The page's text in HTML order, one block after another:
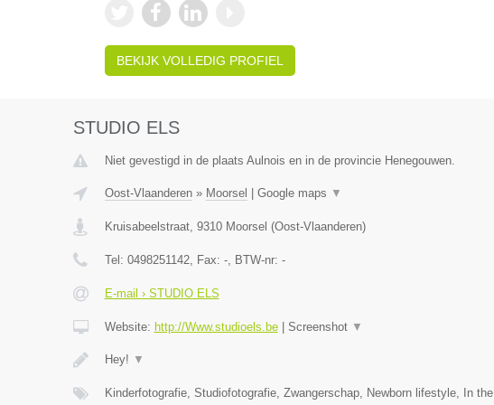
BEKIJK VOLLEDIG PROFIEL
STUDIO ELS
Niet gevestigd in de plaats Aulnois en in de provincie Henegouwen.
Oost-Vlaanderen» Moorsel Google maps ▼
Kruisabeelstraat, 9310 Moorsel (Oost-Vlaanderen)
Tel: 0498251142, Fax: -, BTW-nr: -
E-mail › STUDIO ELS
Website: http://Www.studioels.be| Screenshot ▼
Hey! ▼
Kinderfotografie, Studiofotografie, Zwangerschap, Newborn lifestyle, In the